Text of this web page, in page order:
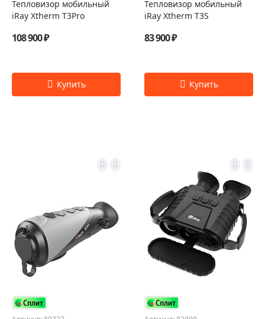
Тепловизор мобильный
iRay Xtherm T3Pro
108 900 ₽
Тепловизор мобильный
iRay Xtherm T3S
83 900 ₽